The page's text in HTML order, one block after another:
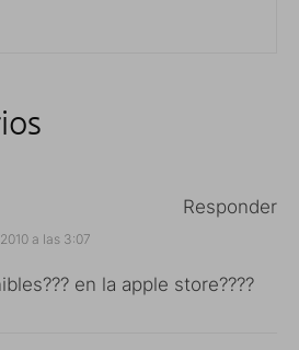
a las 3:07
en la apple store????
Responder